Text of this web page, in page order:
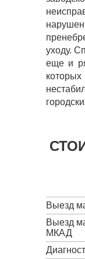
уходу.
еще и
Выезд
Выезд
МКАД